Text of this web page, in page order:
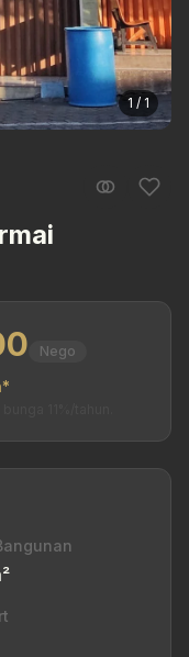
1 / 1
Nego